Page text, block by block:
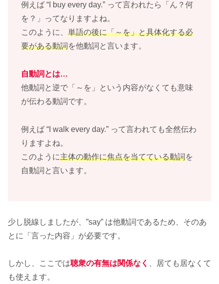
例えば “I buy every day.” って言われたら「ん？何
を？」ってなりますよね。
このように、 単語の後に「～を」と具体化する必
要がある動詞を他動詞と言います。
自動詞とは…
他動詞と逆で「～を」という内容がなくても意味
が伝わる動詞です。
例えば “I walk every day.” って言われても全然伝わ
りますよね。
このように主体の動作に焦点を当てている動詞を
自動詞と言います。
少し脱線しましたが、”say” は他動詞であるため、そのあ
とに「言った内容」が必要です。
しかし、ここでは聴衆の有無は関係なく
、居ても居なくて
も使えます。